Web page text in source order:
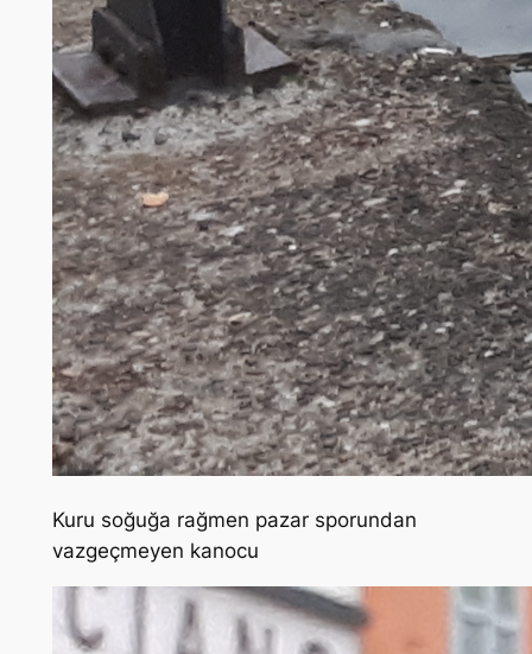
Kuru soğuğa rağmen pazar sporundan
vazgeçmeyen kanocu